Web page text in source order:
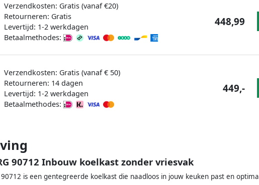
Verzendkosten: Gratis (vanaf €20)
Retourneren: Gratis
Levertijd: 1-2 werkdagen
Betaalmethodes:
448,99
Verzendkosten: Gratis (vanaf € 50)
Retourneren: 14 dagen
Levertijd: 1-2 werkdagen
Betaalmethodes:
449,-
90712 Inbouw koelkast zonder vriesvak
90712 is een gentegreerde koelkast die naadloos in jouw keuken past en